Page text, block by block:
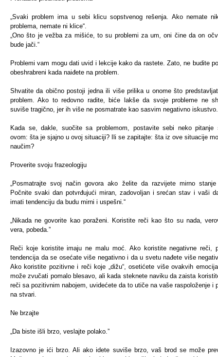
„Svaki problem ima u sebi klicu sopstvenog rešenja. Ako nemate
problema, nemate ni klice“.
„Ono što je vežba za mišiće, to su problemi za um, oni čine da on
bude jači.“
Problemi vam mogu dati uvid i lekcije kako da rastete. Zato, ne budite
obeshrabreni kada naiđete na problem.
Shvatite da obično postoji jedna ili više prilika u onome što
problem. Ako to redovno radite, biće lakše da svoje probleme ne
suviše tragično, jer ih više ne posmatrate kao sasvim negativno iskustvo.
Kada se, dakle, suočite sa problemom, postavite sebi neko pitanje
ovom: šta je sjajno u ovoj situaciji? Ili se zapitajte: šta iz ove situacije
naučim?
Proverite svoju frazeologiju
„Posmatrajte svoj način govora ako želite da razvijete mirno
Počnite svaki dan potvrđujući miran, zadovoljan i srećan stav i vaši
imati tendenciju da budu mirni i uspešni.“
„Nikada ne govorite kao poraženi. Koristite reči kao što su nada,
vera, pobeda.”
Reči koje koristite imaju ne malu moć. Ako koristite negativne reči,
tendencija da se osećate više negativno i da u svetu nađete više
Ako koristite pozitivne i reči koje „dižu“, osetićete više ovakvih
može zvučati pomalo blesavo, ali kada steknete naviku da zaista
reči sa pozitivnim nabojem, uvidećete da to utiče na vaše raspoloženje i
na stvari.
Ne brzajte
„Da biste išli brzo, veslajte polako.”
Izazovno je ići brzo. Ali ako idete suviše brzo, vaš brod se može